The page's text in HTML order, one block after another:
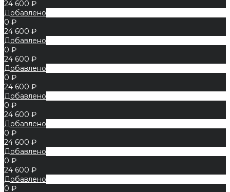
24 600 ₽
Добавлено
0 ₽
24 600 ₽
Добавлено
0 ₽
24 600 ₽
Добавлено
0 ₽
24 600 ₽
Добавлено
0 ₽
24 600 ₽
Добавлено
0 ₽
24 600 ₽
Добавлено
0 ₽
24 600 ₽
Добавлено
0 ₽